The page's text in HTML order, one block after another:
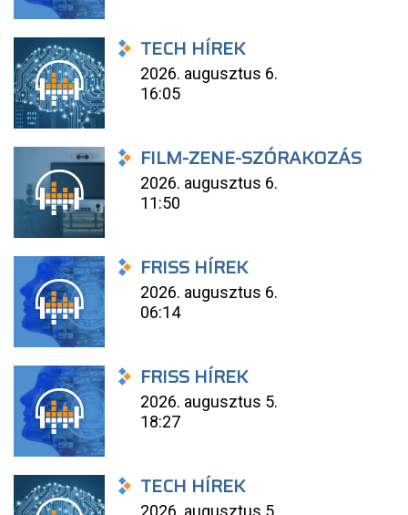
TECH HÍREK
2026. augusztus 6.
16:05
FILM-ZENE-SZÓRAKOZÁS
2026. augusztus 6.
11:50
FRISS HÍREK
2026. augusztus 6.
06:14
FRISS HÍREK
2026. augusztus 5.
18:27
TECH HÍREK
2026. augusztus 5.